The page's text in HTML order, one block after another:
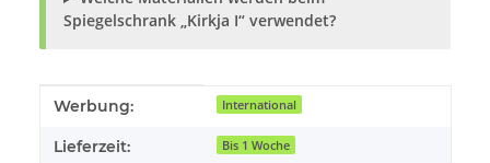
Spiegelschrank „Kirkja I“ verwendet?
Produkteigenschaft
Wert
Werbung: International
Lieferzeit: Bis 1 Woche